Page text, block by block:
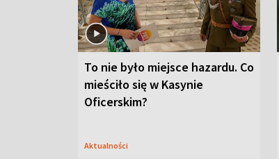
To nie było miejsce hazardu. Co
mieściło się w Kasynie
Oficerskim?
Aktualności